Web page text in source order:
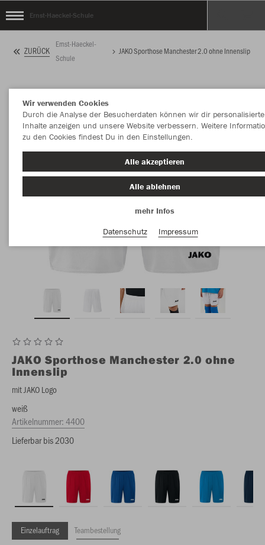
Ernst-Haeckel-Schule
ZURÜCK
Ernst-Haeckel-
Schule
JAKO Sporthose Manchester 2.0 ohne Innenslip
JAKO Sporthose Manchester 2.0 ohne
Innenslip
mit JAKO Logo
weiß
Artikelnummer:4400
Lieferbar bis 2030
Einzelauftrag Teambestellung
Wir verwenden Cookies
Durch die Analyse der Besucherdaten können wir dir personalisierte
Inhalte anzeigen und unsere Website verbessern. Weitere
zu den Cookies findest Du in den Einstellungen.
Alle akzeptieren
Alle ablehnen
mehr Infos
Datenschutz
Impressum